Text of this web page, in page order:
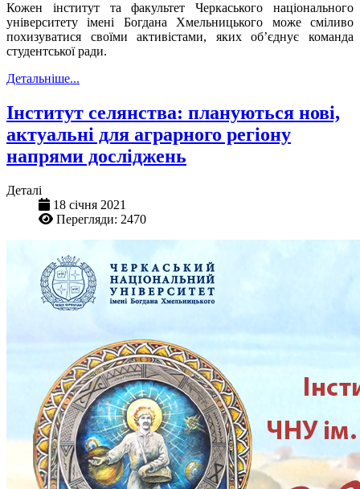
Кожен інститут та факультет Черкаського національного
університету імені Богдана Хмельницького може сміливо
похизуватися своїми активістами, яких об’єднує команда
студентської ради.
Детальніше...
Інститут селянства: плануються нові,
актуальні для аграрного регіону
напрями досліджень
Деталі
18 січня 2021
Перегляди: 2470